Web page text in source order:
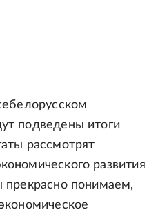
подведены итоги
рассмотрят
развития
понимаем,